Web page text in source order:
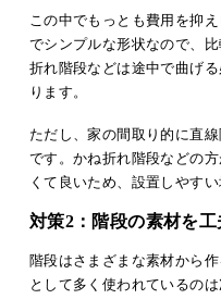
この中でもっとも費用を抑
でシンプルな形状なので、
折れ階段などは途中で曲げ
ります。
ただし、家の間取り的に直
です。かね折れ階段などの
くて良いため、設置しやすい
対策2：階段の素材を工
階段はさまざまな素材から
として多く使われているのは